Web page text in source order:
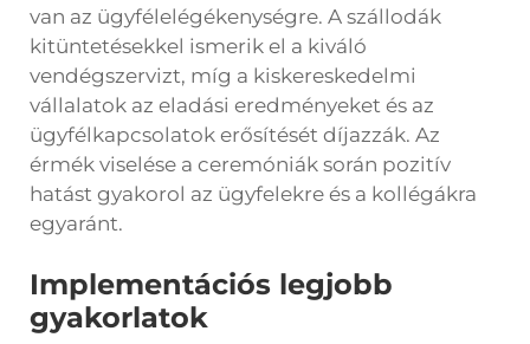
van az ügyfélelégékenységre. A szállodák
kitüntetésekkel ismerik el a kiváló
vendégszervizt, míg a kiskereskedelmi
vállalatok az eladási eredményeket és az
ügyfélkapcsolatok erősítését díjazzák. Az
érmék viselése a ceremóniák során pozitív
hatást gyakorol az ügyfelekre és a kollégákra
egyaránt.
Implementációs legjobb
gyakorlatok